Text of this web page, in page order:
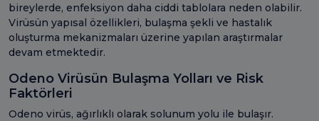
bireylerde, enfeksiyon daha ciddi tablolara neden olabilir.
Virüsün yapısal özellikleri, bulaşma şekli ve hastalık
oluşturma mekanizmaları üzerine yapılan araştırmalar
devam etmektedir.
Odeno Virüsün Bulaşma Yolları ve Risk
Faktörleri
Odeno virüs, ağırlıklı olarak solunum yolu ile bulaşır.